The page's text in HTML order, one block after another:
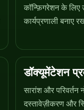
कॉन्फ़िगरेशन के लिए
कार्यप्रणाली बनाए
डॉक्यूमेंटेशन
सारांश और
दस्तावेज़ीकरण और